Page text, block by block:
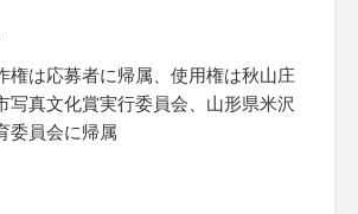
権は応募者に帰属、使用権は秋山庄
写真文化賞実行委員会、山形県米沢
委員会に帰属